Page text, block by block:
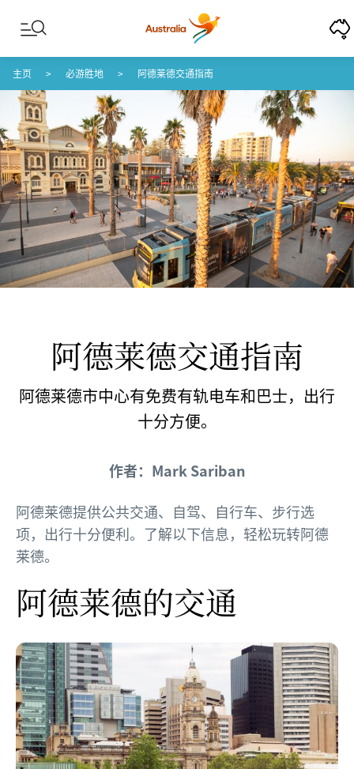
Skip to content
Skip to footer navigation
主页 必游胜地 阿德莱德交通指南
阿德莱德交通指南
阿德莱德市中心有免费有轨电车和巴士，出行
十分方便。
作者：Mark Sariban
阿德莱德提供公共交通、自驾、自行车、步行选
项，出行十分便利。了解以下信息，轻松玩转阿德
莱德。
阿德莱德的交通